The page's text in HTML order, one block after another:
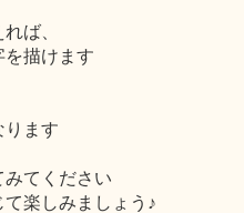
ば、
描けます
ります
てください
楽しみましょう♪